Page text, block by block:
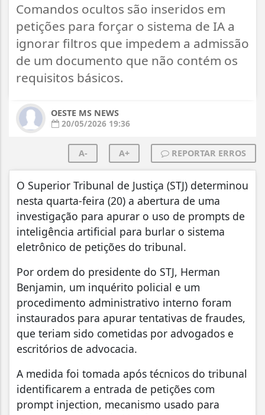
Comandos ocultos são inseridos em
petições para forçar o sistema de IA a
ignorar filtros que impedem a admissão
de um documento que não contém os
requisitos básicos.
OESTE MS NEWS
20/05/2026 19:36
A- A+ REPORTAR ERROS
O Superior Tribunal de Justiça (STJ) determinou
nesta quarta-feira (20) a abertura de uma
investigação para apurar o uso de prompts de
inteligência artificial para burlar o sistema
eletrônico de petições do tribunal.
Por ordem do presidente do STJ, Herman
Benjamin, um inquérito policial e um
procedimento administrativo interno foram
instaurados para apurar tentativas de fraudes,
que teriam sido cometidas por advogados e
escritórios de advocacia.
A medida foi tomada após técnicos do tribunal
identificarem a entrada de petições com
prompt injection, mecanismo usado para